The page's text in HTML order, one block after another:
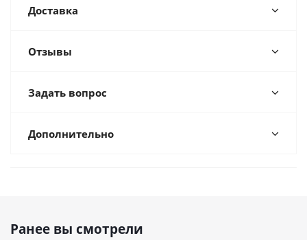
Доставка
Отзывы
Задать вопрос
Дополнительно
Ранее вы смотрели